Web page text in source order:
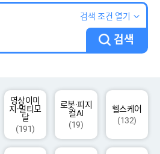
검색 조건 열기
검색
영상이미
지·멀티모
달
(191)
로봇·피지
컬AI
(19)
헬스케어
(132)